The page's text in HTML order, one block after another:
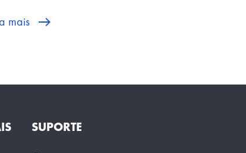
mais
SUPORTE